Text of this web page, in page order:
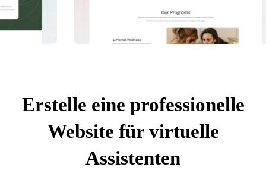
Erstelle eine professionelle
Website für virtuelle
Assistenten